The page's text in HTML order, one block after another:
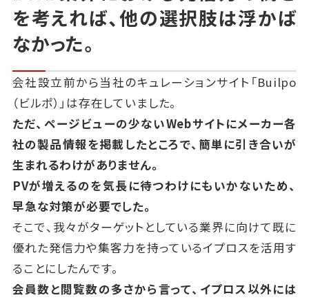
を考えれば、他の選択肢は浮かば
なかった。
会社設立前から当社のキュレーションサイト「Builpo
（ビルポ）」は存在していました。
ただ、ページビューの少ないWebサイトにメーカー各
社の製品情報を掲載したところで、簡単に引き合いが
生まれるわけがありません。
PVが増えるのを気長に待つわけにもいかないため、
早急な対策が必要でした。
そこで、我々がターゲットとしている業界に向けて既に
優れた発信力や集客力を持っているイプロスを活用す
ることにしたんです。
会員数と閲覧数の多さから言って、イプロス以外には